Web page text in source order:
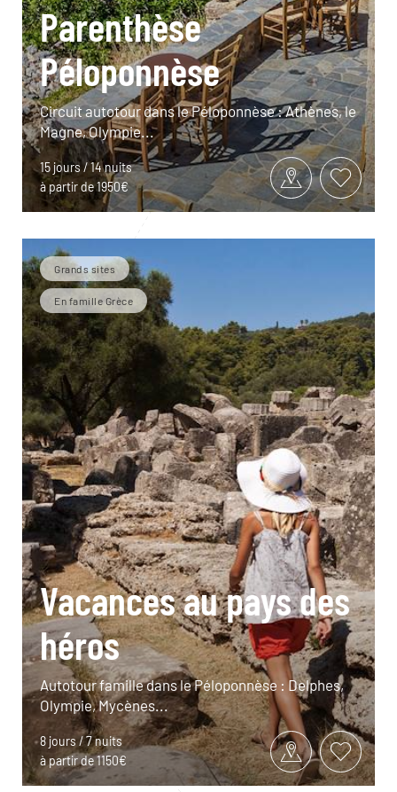
Parenthèse
Péloponnèse
Circuit autotour dans le Péloponnèse : Athènes, le
Magne, Olympie...
15 jours / 14 nuits
à partir de 1950€
Grands sites
En famille Grèce
Vacances au pays des
héros
Autotour famille dans le Péloponnèse : Delphes,
Olympie, Mycènes...
8 jours / 7 nuits
à partir de 1150€